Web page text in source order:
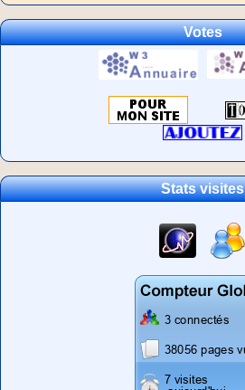
Votes
Stats visites